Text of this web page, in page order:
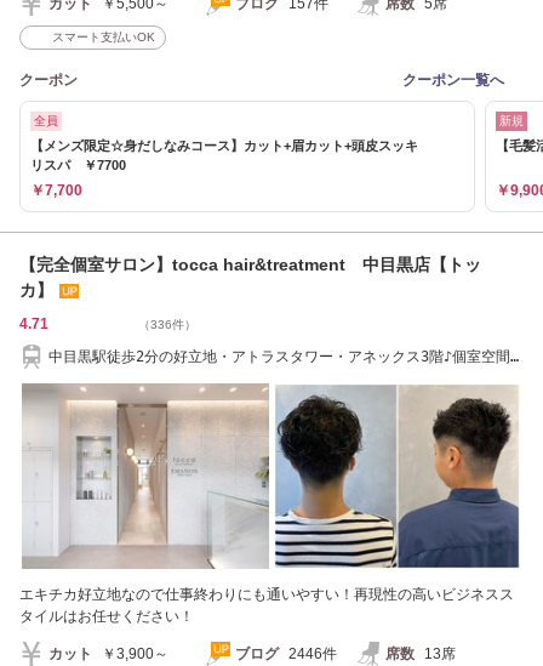
カット ￥5,500～ ブログ 157件 席数 5席
スマート支払いOK
クーポン クーポン一覧へ
全員
【メンズ限定☆身だしなみコース】カット+眉カット+頭皮スッキ
リスパ ￥7700
￥7,700
新規
【毛
￥
【完全個室サロン】tocca hair&treatment 中目黒店【トッ
カ】
4.71 （336件）
中目黒駅徒歩2分の好立地・アトラスタワー・アネックス3階♪個室空間
エキチカ好立地なので仕事終わりにも通いやすい！再現性の高いビジネスス
タイルはお任せください！
カット ￥3,900～ ブログ 2446件 席数 13席